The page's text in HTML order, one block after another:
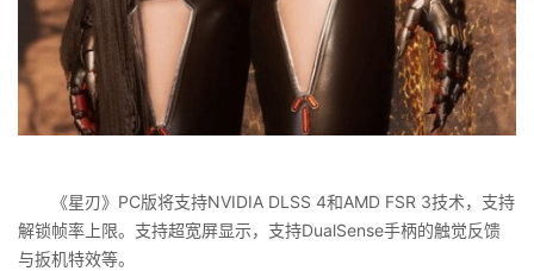
《星刃》PC版将支持NVIDIA DLSS 4和AMD FSR 3技术，支持
解锁帧率上限。支持超宽屏显示，支持DualSense手柄的触觉反馈
与扳机特效等。